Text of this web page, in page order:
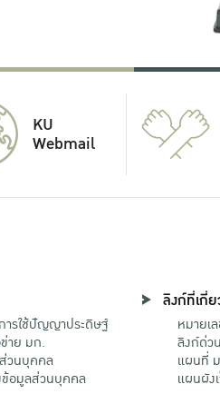
KU
Webmail
ารใช้ปัญญาประดิษฐ์
าย มก.
วนบุคคล
อมูลส่วนบุคคล
ลิงก์ที่เกี่
หมายเ
ลิงก์ด่วน
แผนที่
แผนผัง